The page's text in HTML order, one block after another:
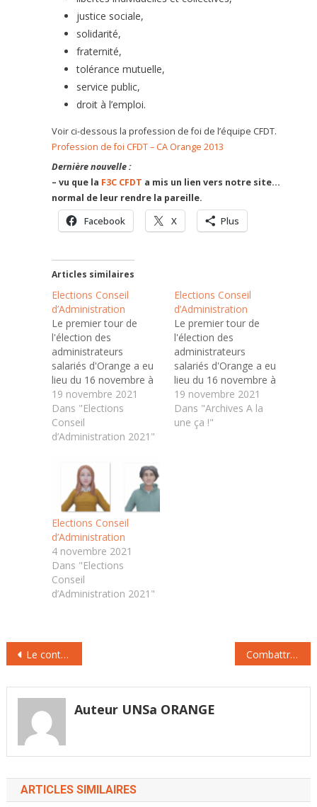
justice sociale,
solidarité,
fraternité,
tolérance mutuelle,
service public,
droit à l’emploi.
Voir ci-dessous la profession de foi de l’équipe CFDT.
Profession de foi CFDT – CA Orange 2013
Dernière nouvelle :
– vu que la F3C CFDT a mis un lien vers notre site…
normal de leur rendre la pareille.
Facebook X Plus
Articles similaires
Elections Conseil
d’Administration
Le premier tour de
l'élection des
administrateurs
salariés d'Orange a eu
lieu du 16 novembre à
7 h au 18 novembre à
17 h. Il a permis collège
cadres avec le soutien
de l'UNSA à Vincent
avec 35,89% des voix.
Du 24 au 26 novembre
prochain se…
19 novembre 2021
Dans "Elections
Conseil
d’Administration 2021"
Elections Conseil
d’Administration
Le premier tour de
l'élection des
administrateurs
salariés d'Orange a eu
lieu du 16 novembre à
7 h au 18 novembre à
17 h. Il a permis collège
cadres avec le soutien
19 novembre 2021
Dans "Archives A la
une ça !"
Elections Conseil
d’Administration
4 novembre 2021
Dans "Elections
Conseil
d’Administration 2021"
Navigation
de
l’article
Le contrat de génération Combattre les idées du Front National
Auteur UNSa ORANGE
ARTICLES SIMILAIRES